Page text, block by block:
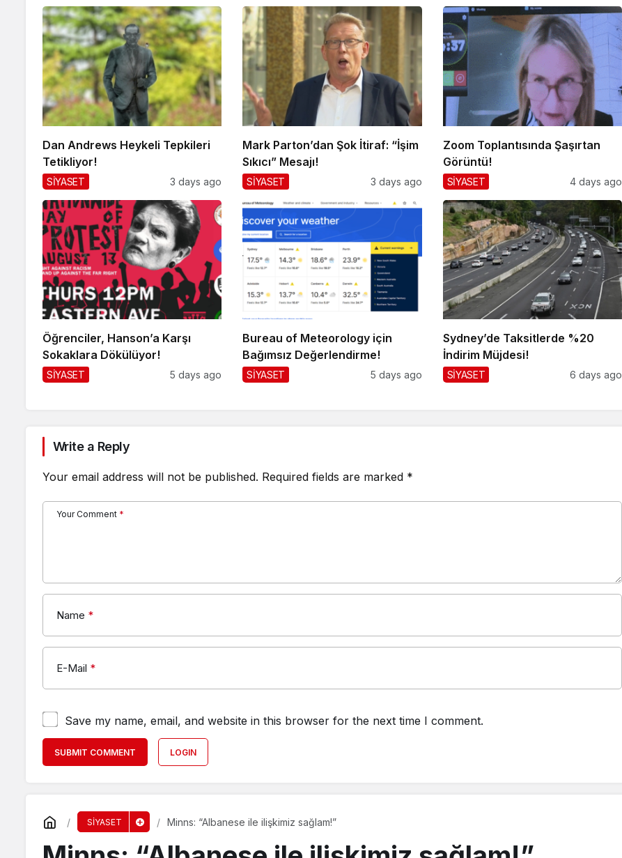
Dan Andrews Heykeli Tepkileri
Tetikliyor!
SİYASET 3 days ago
Mark Parton’dan Şok İtiraf: “İşim
Sıkıcı” Mesajı!
SİYASET 3 days ago
Zoom Toplantısında Şaşırtan
Görüntü!
SİYASET 4 days ago
Öğrenciler, Hanson’a Karşı
Sokaklara Dökülüyor!
SİYASET 5 days ago
Bureau of Meteorology için
Bağımsız Değerlendirme!
SİYASET 5 days ago
Sydney’de Taksitlerde %20
İndirim Müjdesi!
SİYASET 6 days ago
Write a Reply
Your email address will not be published. Required fields are marked *
Your Comment *
Name *
E-Mail *
Save my name, email, and website in this browser for the next time I comment.
SUBMIT COMMENT LOGIN
SİYASET Minns: “Albanese ile ilişkimiz sağlam!”